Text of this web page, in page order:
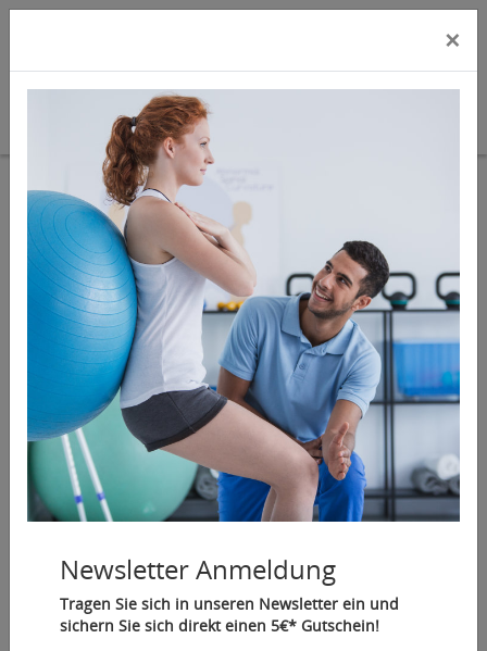
×
Newsletter Anmeldung
Tragen Sie sich in unseren Newsletter ein und
sichern Sie sich direkt einen 5€* Gutschein!
Fitness und Reha
KYSIO
Interaktive Bewegungskontrolle, Feedback und